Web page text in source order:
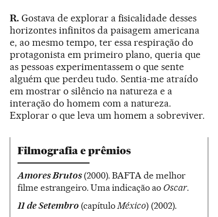
R.Gostava de explorar a fisicalidade desses
horizontes infinitos da paisagem americana
e, ao mesmo tempo, ter essa respiração do
protagonista em primeiro plano, queria que
as pessoas experimentassem o que sente
alguém que perdeu tudo. Sentia-me atraído
em mostrar o silêncio na natureza e a
interação do homem com a natureza.
Explorar o que leva um homem a sobreviver.
Filmografia e prêmios
Amores Brutos(2000). BAFTA de melhor
filme estrangeiro. Uma indicação ao Oscar.
11 de Setembro (capítuloMéxico) (2002).